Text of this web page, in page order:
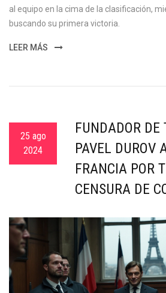
al equipo en la cima de la clasificación,
buscando su primera victoria.
LEER MÁS
25 ago
2024
FUNDADOR DE
PAVEL DUROV
FRANCIA POR
CENSURA DE